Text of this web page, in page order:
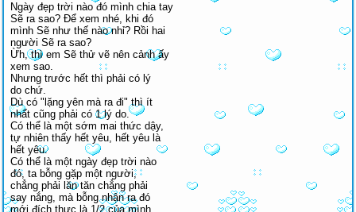
Ngày đẹp trời nào đó mình chia tay
Sẽ ra sao? Để xem nhé, khi đó
mình Sẽ như thế nào nhỉ? Rồi hai
người Sẽ ra sao?
Ừh, thì em Sẽ thử vẽ nên cảnh ấy
xem sao.
Nhưng trước hết thì phải có lý
do chứ.
Dù có "lặng yên mà ra đi" thì ít
nhất cũng phải có 1 lý do.
Có thể là một sớm mai thức dậy,
tự nhiên thấy hết yêu, hết yêu là
hết yêu.
Có thể là một ngày đẹp trời nào
đó, ta bỗng gặp một người,
chẳng phải lăn tăn chẳng phải
say nắng, mà bỗng nhận ra đó
mới đích thực là 1/2 của mình.